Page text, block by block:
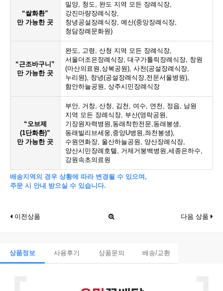
“쌀화환”
만 가능한 곳
밀양, 청도, 완도 지역 모든 장례식장,
강진마량장례식장,
창녕공설장례식장, 예산(중앙장례식장,
청담장례문화원)
“근조바구니”
만 가능한 곳
완도, 고령, 산청 지역 모든 장례식장,
서울더조은장례식장, 대구가톨릭장례식장, 창원
(마산의료원,상복공원), 사천(공설장례식장,
누리원), 창녕(공설장례식장,전문서울병원),
함안하늘공원, 상주시민장례식장
“오브제
(1단화환)”
만 가능한 곳
부안, 거창, 산청, 김천, 여수, 연천, 정읍, 남원
지역 모든 장례식장, 부산(영락공원,
기장원자력병원,동래착한전문,동래봉생,
동래빌리브세웅,중앙U병원,좌천봉생),
수원연화장, 울산하늘공원, 양산장례식장,
양산시민장례호텔, 거제거붕백병원,세종은하수,
강원속초의료원
배송지역의 경우 상황에 따라 변경될 수 있으며,
주문 시 안내 받으실 수 있습니다.
이전상품 다음 상품
상품정보 사용후기 상품문의 배송/교환